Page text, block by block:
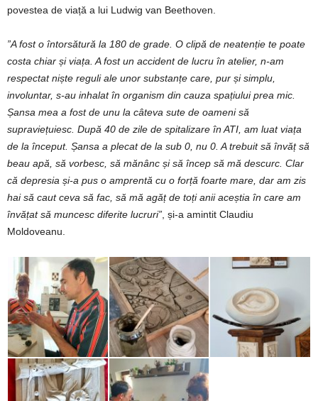
povestea de viață a lui Ludwig van Beethoven.
”Afosto întorsătură la 180 de grade. O clipă de neatenție te poate
costa chiar șiviața. Afostun accidentde lucru în atelier, n-am
respectatniște reguliale unor substanțe care, pur șisimplu,
involuntar, s-au inhalatîn organism din cauza spațiuluiprea mic.
Șansa mea a fost de unu la câteva sute de oamenisă
supraviețuiesc. După 40 de zile de spitalizare în ATI, am luatviața
de la început. Șansa a plecatde la sub 0, nu 0. A trebuit să învățsă
beau apă, să vorbesc, să mănânc șisă încep să mă descurc. Clar
că depresia și-a pus o amprentă cu o forță foarte mare, dar am zis
haisă cautceva să fac, să mă agățde toțianiiaceștia în care am
învățatsă muncesc diferite lucruri” , și-a amintit Claudiu
Moldoveanu.